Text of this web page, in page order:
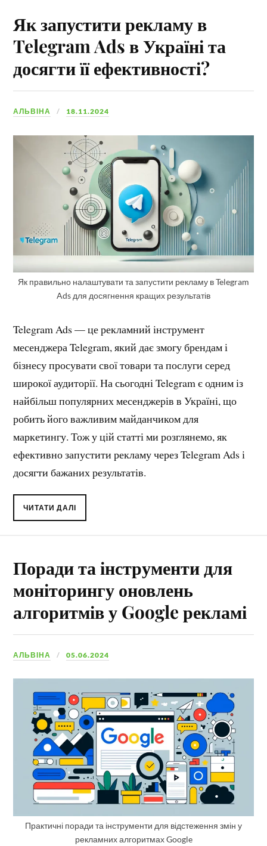
Як запустити рекламу в
Telegram Ads в Україні та
досягти її ефективності?
АЛЬВІНА 18.11.2024
Як правильно налаштувати та запустити рекламу в Telegram
Ads для досягнення кращих результатів
Telegram Ads — це рекламний інструмент
месенджера Telegram, який дає змогу брендам і
бізнесу просувати свої товари та послуги серед
широкої аудиторії. На сьогодні Telegram є одним із
найбільш популярних месенджерів в Україні, що
робить його важливим майданчиком для
маркетингу. Тож у цій статті ми розглянемо, як
ефективно запустити рекламу через Telegram Ads і
досягти бажаних результатів.
ЧИТАТИ ДАЛІ
Поради та інструменти для
моніторингу оновлень
алгоритмів у Google рекламі
АЛЬВІНА 05.06.2024
Практичні поради та інструменти для відстеження змін у
рекламних алгоритмах Google